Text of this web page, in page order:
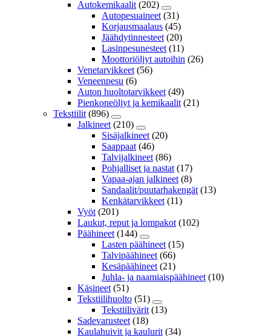
Autokemikaalit (202)
Autopesuaineet (31)
Korjausmaalaus (45)
Jäähdytinnesteet (20)
Lasinpesunesteet (11)
Moottoriöljyt autoihin (26)
Venetarvikkeet (56)
Veneenpesu (6)
Auton huoltotarvikkeet (49)
Pienkoneöljyt ja kemikaalit (21)
Tekstiilit (896)
Jalkineet (210)
Sisäjalkineet (20)
Saappaat (46)
Talvijalkineet (86)
Pohjalliset ja nastat (17)
Vapaa-ajan jalkineet (8)
Sandaalit/puutarhakengät (13)
Kenkätarvikkeet (11)
Vyöt (201)
Laukut, reput ja lompakot (102)
Päähineet (144)
Lasten päähineet (15)
Talvipäähineet (66)
Kesäpäähineet (21)
Juhla- ja naamiaispäähineet (10)
Käsineet (51)
Tekstiilihuolto (51)
Tekstiilivärit (13)
Sadevarusteet (18)
Kaulahuivit ja kaulurit (34)